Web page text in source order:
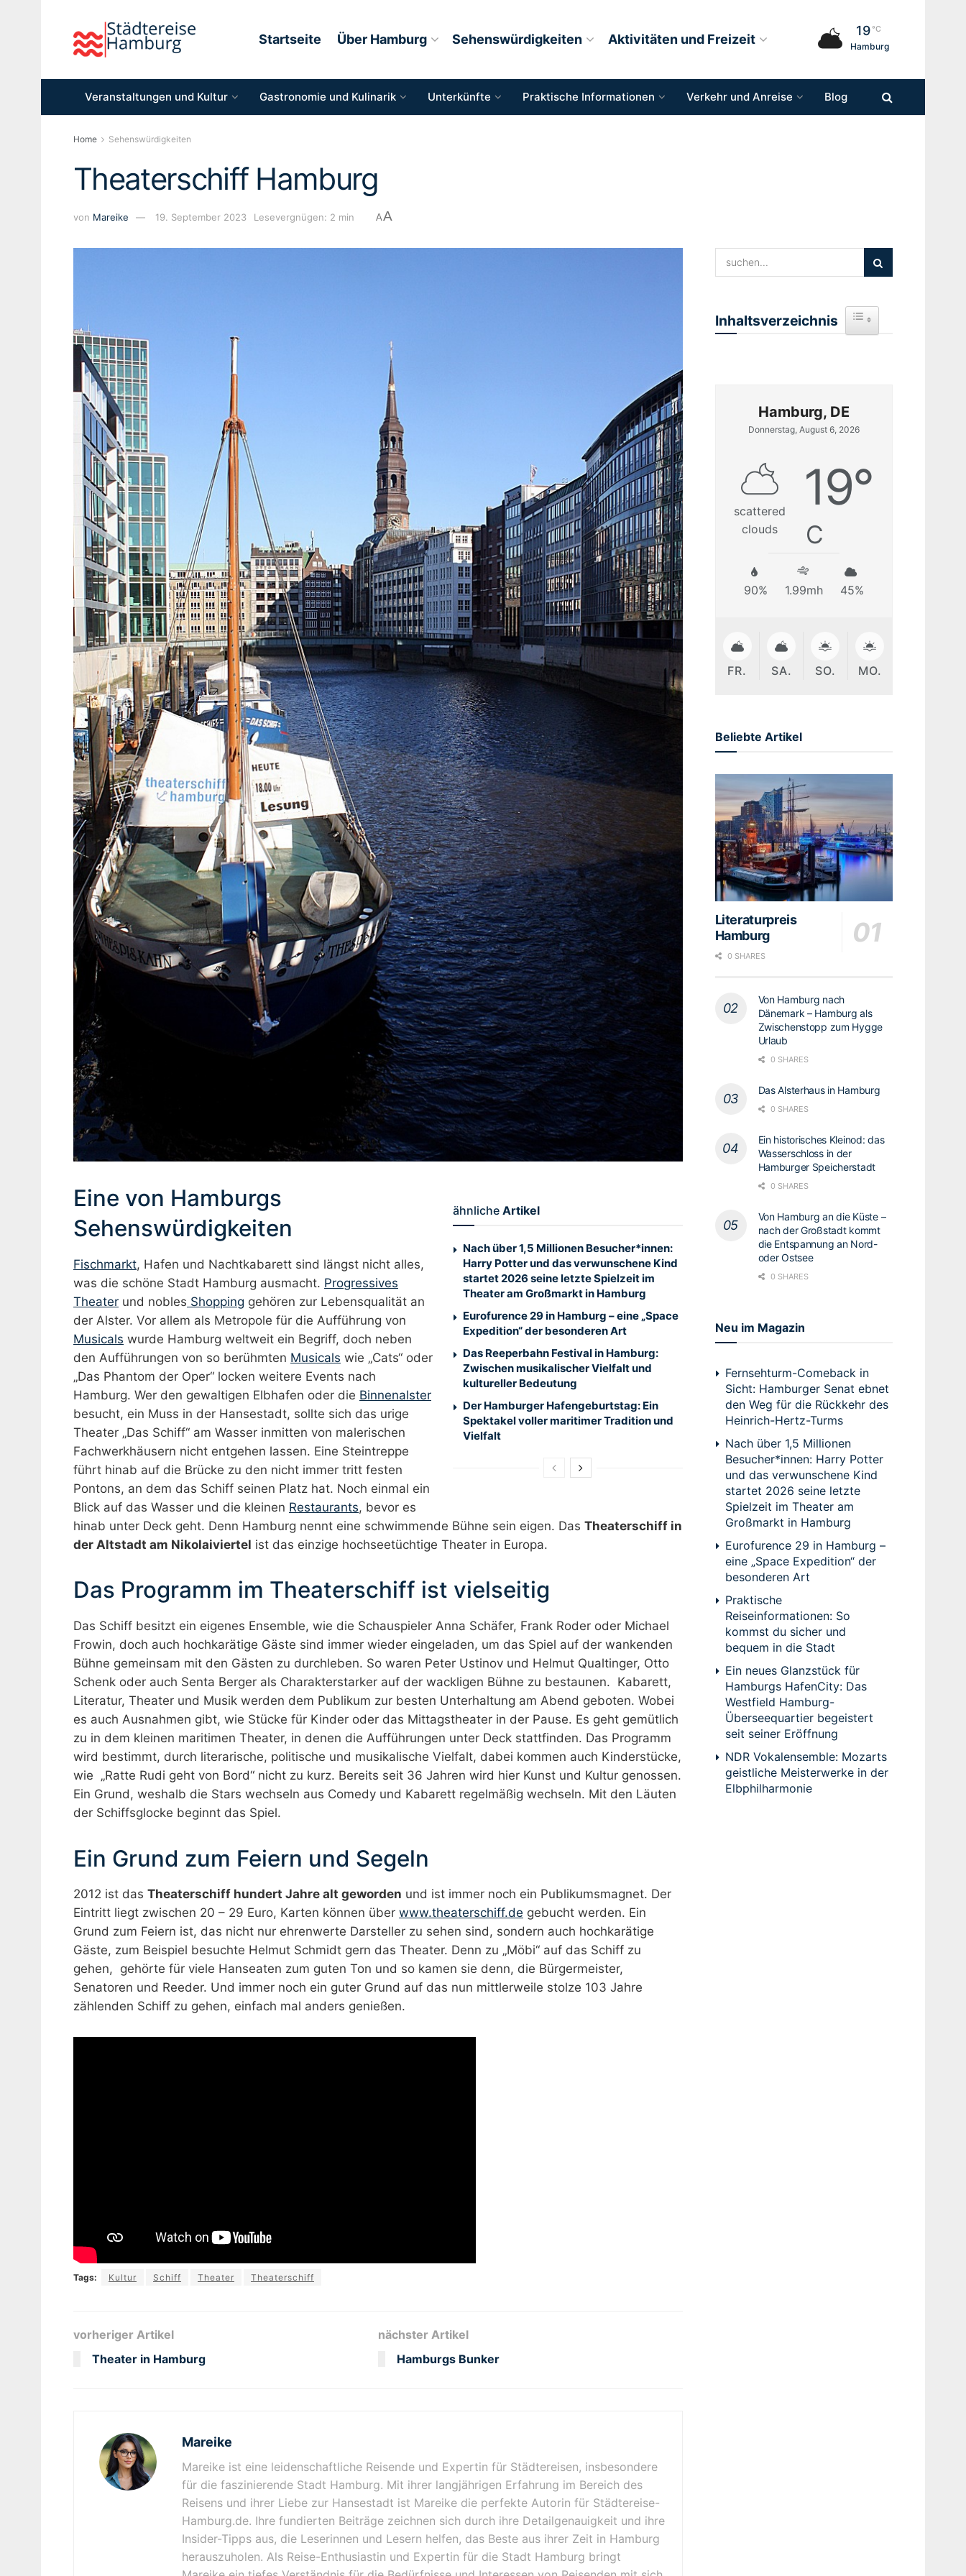
Startseite Über Hamburg Sehenswürdigkeiten Aktivitäten und Freizeit
19°C
Hamburg
Veranstaltungen und Kultur Gastronomie und Kulinarik Unterkünfte Praktische Informationen Verkehr und Anreise Blog
Home Sehenswürdigkeiten
Theaterschiff Hamburg
von Mareike 19. September 2023 Lesevergnügen: 2 min AA
ähnliche Artikel
Nach über 1,5 Millionen Besucher*innen:
Harry Potter und das verwunschene Kind
startet 2026 seine letzte Spielzeit im
Theater am Großmarkt in Hamburg
Eurofurence 29 in Hamburg – eine „Space
Expedition“ der besonderen Art
Das Reeperbahn Festival in Hamburg:
Zwischen musikalischer Vielfalt und
kultureller Bedeutung
Der Hamburger Hafengeburtstag: Ein
Spektakel voller maritimer Tradition und
Vielfalt
Eine von Hamburgs
Sehenswürdigkeiten
Fischmarkt, Hafen und Nachtkabarett sind längst nicht alles,
was die schöne Stadt Hamburg ausmacht. Progressives
Theater und nobles Shopping gehören zur Lebensqualität an
der Alster. Vor allem als Metropole für die Aufführung von
Musicals wurde Hamburg weltweit ein Begriff, doch neben
den Aufführungen von so berühmten Musicals wie „Cats“ oder
„Das Phantom der Oper“ locken weitere Events nach
Hamburg. Wer den gewaltigen Elbhafen oder die Binnenalster
besucht, ein Muss in der Hansestadt, sollte sich das urige
Theater „Das Schiff“ am Wasser inmitten von malerischen
Fachwerkhäusern nicht entgehen lassen. Eine Steintreppe
führt hinab auf die Brücke zu den nicht immer tritt festen
Pontons, an dem das Schiff seinen Platz hat. Noch einmal ein
Blick auf das Wasser und die kleinen Restaurants, bevor es
hinab unter Deck geht. Denn Hamburg nennt eine schwimmende Bühne sein eigen. Das Theaterschiff in
der Altstadt am Nikolaiviertel ist das einzige hochseetüchtige Theater in Europa.
Das Programm im Theaterschiff ist vielseitig
Das Schiff besitzt ein eigenes Ensemble, wie die Schauspieler Anna Schäfer, Frank Roder oder Michael
Frowin, doch auch hochkarätige Gäste sind immer wieder eingeladen, um das Spiel auf der wankenden
Bühne gemeinsam mit den Gästen zu durchleben. So waren Peter Ustinov und Helmut Qualtinger, Otto
Schenk oder auch Senta Berger als Charakterstarker auf der wackligen Bühne zu bestaunen. Kabarett,
Literatur, Theater und Musik werden dem Publikum zur besten Unterhaltung am Abend geboten. Wobei
es auch Ausnahmen gibt, wie Stücke für Kinder oder das Mittagstheater in der Pause. Es geht gemütlich
zu in dem kleinen maritimen Theater, in denen die Aufführungen unter Deck stattfinden. Das Programm
wird bestimmt, durch literarische, politische und musikalische Vielfalt, dabei kommen auch Kinderstücke,
wie „Ratte Rudi geht von Bord“ nicht zu kurz. Bereits seit 36 Jahren wird hier Kunst und Kultur genossen.
Ein Grund, weshalb die Stars wechseln aus Comedy und Kabarett regelmäßig wechseln. Mit den Läuten
der Schiffsglocke beginnt das Spiel.
Ein Grund zum Feiern und Segeln
2012 ist das Theaterschiff hundert Jahre alt geworden und ist immer noch ein Publikumsmagnet. Der
Eintritt liegt zwischen 20 – 29 Euro, Karten können über www.theaterschiff.de gebucht werden. Ein
Grund zum Feiern ist, das nicht nur ehrenwerte Darsteller zu sehen sind, sondern auch hochkarätige
Gäste, zum Beispiel besuchte Helmut Schmidt gern das Theater. Denn zu „Möbi“ auf das Schiff zu
gehen, gehörte für viele Hanseaten zum guten Ton und so kamen sie denn, die Bürgermeister,
Senatoren und Reeder. Und immer noch ein guter Grund auf das nun mittlerweile stolze 103 Jahre
zählenden Schiff zu gehen, einfach mal anders genießen.
Tags: Kultur Schiff Theater Theaterschiff
vorheriger Artikel
Theater in Hamburg
nächster Artikel
Hamburgs Bunker
Mareike
Mareike ist eine leidenschaftliche Reisende und Expertin für Städtereisen, insbesondere
für die faszinierende Stadt Hamburg. Mit ihrer langjährigen Erfahrung im Bereich des
Reisens und ihrer Liebe zur Hansestadt ist Mareike die perfekte Autorin für Städtereise-
Hamburg.de. Ihre fundierten Beiträge zeichnen sich durch ihre Detailgenauigkeit und ihre
Insider-Tipps aus, die Leserinnen und Lesern helfen, das Beste aus ihrer Zeit in Hamburg
herauszuholen. Als Reise-Enthusiastin und Expertin für die Stadt Hamburg bringt
Inhaltsverzeichnis Toggle Table of Content
Hamburg, DE
Donnerstag, August 6, 2026
scattered
clouds
19°
C
90% 1.99mh 45%
FR. SA. SO. MO.
Beliebte Artikel
Literaturpreis
Hamburg
0 SHARES
Von Hamburg nach
Dänemark – Hamburg als
Zwischenstopp zum Hygge
Urlaub
0 SHARES
Das Alsterhaus in Hamburg
0 SHARES
Ein historisches Kleinod: das
Wasserschloss in der
Hamburger Speicherstadt
0 SHARES
Von Hamburg an die Küste –
nach der Großstadt kommt
die Entspannung an Nord-
oder Ostsee
0 SHARES
Neu im Magazin
Fernsehturm-Comeback in
Sicht: Hamburger Senat ebnet
den Weg für die Rückkehr des
Heinrich-Hertz-Turms
Nach über 1,5 Millionen
Besucher*innen: Harry Potter
und das verwunschene Kind
startet 2026 seine letzte
Spielzeit im Theater am
Großmarkt in Hamburg
Eurofurence 29 in Hamburg –
eine „Space Expedition“ der
besonderen Art
Praktische
Reiseinformationen: So
kommst du sicher und
bequem in die Stadt
Ein neues Glanzstück für
Hamburgs HafenCity: Das
Westfield Hamburg-
Überseequartier begeistert
seit seiner Eröffnung
NDR Vokalensemble: Mozarts
geistliche Meisterwerke in der
Elbphilharmonie